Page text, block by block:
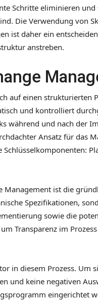
Schritte eliminieren und
Die Verwendung von
ist daher ein
anstreben.
auf einen strukturierten
und kontrolliert
während und nach der
Ansatz für das
Management ist die
Spezifikationen,
sowie die
Transparenz im
in diesem Prozess. Um
und keine negativen
eingerichtet